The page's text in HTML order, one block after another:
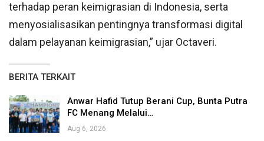
terhadap peran keimigrasian di Indonesia, serta
menyosialisasikan pentingnya transformasi digital
dalam pelayanan keimigrasian,” ujar Octaveri.
BERITA TERKAIT
Anwar Hafid Tutup Berani Cup, Bunta Putra
FC Menang Melalui…
Aug 6, 2026